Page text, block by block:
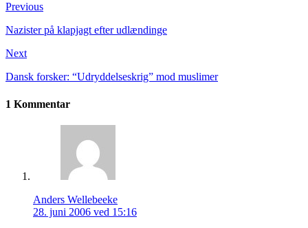
Previous
Nazister på klapjagt efter udlændinge
Next
Dansk forsker: “Udryddelseskrig” mod muslimer
1 Kommentar
Anders Wellebeeke
28. juni 2006 ved 15:16